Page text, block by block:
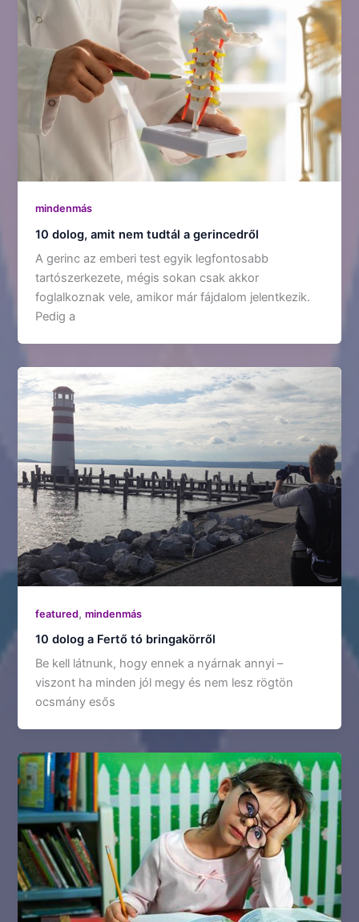
mindenmás
10 dolog, amit nem tudtál a gerincedről
A gerinc az emberi test egyik legfontosabb
tartószerkezete, mégis sokan csak akkor
foglalkoznak vele, amikor már fájdalom jelentkezik.
Pedig a
featured,mindenmás
10 dolog a Fertő tó bringakörről
Be kell látnunk, hogy ennek a nyárnak annyi –
viszont ha minden jól megy és nem lesz rögtön
ocsmány esős